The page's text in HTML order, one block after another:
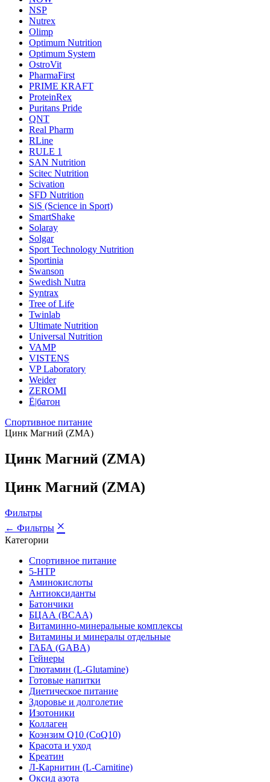
NSP
Nutrex
Olimp
Optimum Nutrition
Optimum System
OstroVit
PharmaFirst
PRIME KRAFT
ProteinRex
Puritans Pride
QNT
Real Pharm
RLine
RULE 1
SAN Nutrition
Scitec Nutrition
Scivation
SFD Nutrition
SiS (Science in Sport)
SmartShake
Solaray
Solgar
Sport Technology Nutrition
Sportinia
Swanson
Swedish Nutra
Syntrax
Tree of Life
Twinlab
Ultimate Nutrition
Universal Nutrition
VAMP
VISTENS
VP Laboratory
Weider
ZEROMI
Ё|батон
Спортивное питание
Цинк Магний (ZMA)
Цинк Магний (ZMA)
Цинк Магний (ZMA)
Фильтры
← Фильтры ×
Категории
Спортивное питание
5-HTP
Аминокислоты
Антиоксиданты
Батончики
БЦАА (BCAA)
Витаминно-минеральные комплексы
Витамины и минералы отдельные
ГАБА (GABA)
Гейнеры
Глютамин (L-Glutamine)
Готовые напитки
Диетическое питание
Здоровье и долголетие
Изотоники
Коллаген
Коэнзим Q10 (CoQ10)
Красота и уход
Креатин
Л-Карнитин (L-Сarnitine)
Оксид азота